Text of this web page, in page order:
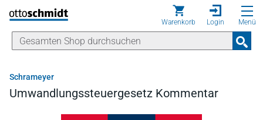
Direkt zum Inhalt
Warenkorb Login Menü
Schrameyer
Umwandlungssteuergesetz Kommentar